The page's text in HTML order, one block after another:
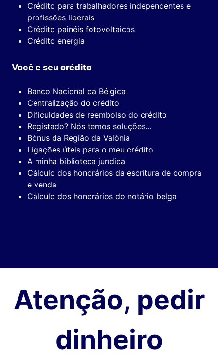
Crédito para trabalhadores independentes e
profissões liberais
Crédito painéis fotovoltaicos
Crédito energia
Você e seu crédito
Banco Nacional da Bélgica
Centralização do crédito
Dificuldades de reembolso do crédito
Registado? Nós temos soluções...
Bónus da Região da Valónia
Ligações úteis para o meu crédito
A minha biblioteca jurídica
Cálculo dos honorários da escritura de compra
e venda
Cálculo dos honorários do notário belga
Atenção, pedir
dinheiro